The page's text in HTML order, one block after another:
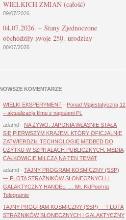
WIELKICH ZMIAN (całość)
09/07/2026
04.07.2026. – Stany Zjednoczone
obchodziły swoje 250. urodziny
08/07/2026
KOMENTARZE
WIELKI EKSPERYMENT - Ponad Majestatyczną 12
– aktualizacja filmu z napisami PL
adamd - NA ŻYWO: JAPONIA WŁAŚNIE STAŁA
SIĘ PIERWSZYM KRAJEM, KTÓRY OFICJALNIE
ZATWIERDZIŁ TECHNOLOGIĘ MEDBED DO
UŻYTKU W SZPITALACH PUBLICZNYCH. MEDIA
CAŁKOWICIE MILCZĄ NA TEN TEMAT
adamd - TAJNY PROGRAM KOSMICZNY (SSP)
— FLOTA STRAŻNIKÓW SŁONECZNYCH I
GALAKTYCZNY HANDEL. … Mr. KidPool na
Telegramie
TAJNY PROGRAM KOSMICZNY (SSP) — FLOTA
STRAŻNIKÓW SŁONECZNYCH I GALAKTYCZNY